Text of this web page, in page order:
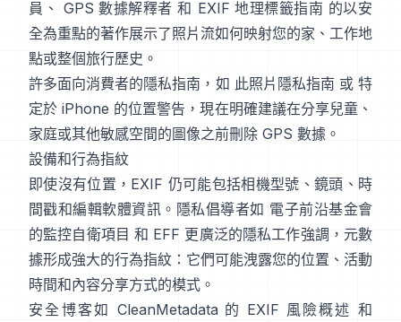
員 、 GPS 數據解釋者 和 EXIF 地理標籤指南 的以安
全為重點的著作展示了照片流如何映射您的家、工作地
點或整個旅行歷史。
許多面向消費者的隱私指南，如 此照片隱私指南 或 特
定於 iPhone 的位置警告 ，現在明確建議在分享兒童、
家庭或其他敏感空間的圖像之前刪除 GPS 數據。
設備和行為指紋
即使沒有位置，EXIF 仍可能包括相機型號、鏡頭、時
間戳和編輯軟體資訊。隱私倡導者如 電子前沿基金會
的監控自衛項目 和 EFF 更廣泛的隱私工作強調，元數
據形成強大的行為指紋：它們可能洩露您的位置、活動
時間和內容分享方式的模式。
安全博客如 CleanMetadata 的 EXIF 風險概述 和